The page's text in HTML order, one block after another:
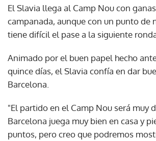
El Slavia llega al Camp Nou con
campanada, aunque con un punto de
tiene difícil el pase a la siguiente
Animado por el buen papel hecho
quince días, el Slavia confía en dar
Barcelona.
"El partido en el Camp Nou será muy
Barcelona juega muy bien en casa y
puntos, pero creo que podremos